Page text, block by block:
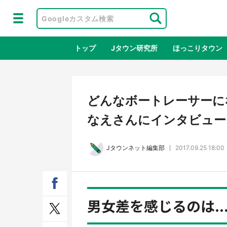
トップ Jタウン研究所 ほっこりタウン
地域×二次
ラプラス・ダークネスが栃木県を征
服！？ 県公式プロモ動画で「聖地」
が生産されてます【7／31～1／31】
『
に
ラ
どんなボートレーサー
なえさんにインタビュ
Jタウンネット編集部 2017.09.25 18:00
男女差を感じるのは